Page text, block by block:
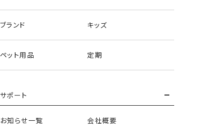
ブランド キッズ
ペット用品 定期
サポート
お知らせ一覧 会社概要